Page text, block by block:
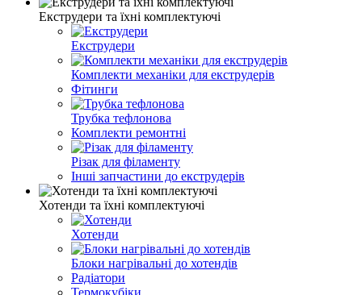
Екструдери та їхні комплектуючі
Екструдери
Комплекти механіки для екструдерів
Фітинги
Трубка тефлонова
Комплекти ремонтні
Різак для філаменту
Інші запчастини до екструдерів
Хотенди та їхні комплектуючі
Хотенди
Блоки нагрівальні до хотендів
Радіатори
Термокубіки